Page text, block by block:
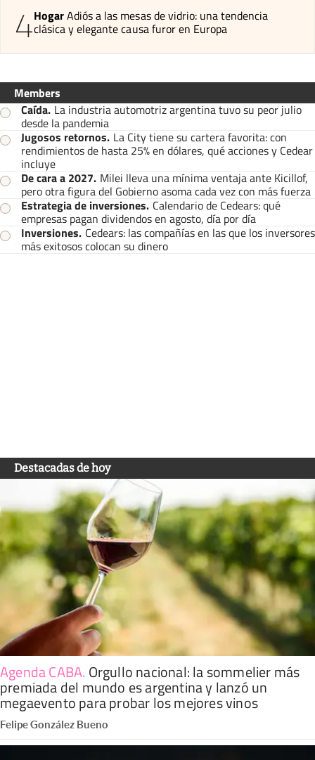
4HogarAdiós a las mesas de vidrio: una tendencia
clásica y elegante causa furor en Europa
Members
Caída. La industria automotriz argentina tuvo su peor julio
desde la pandemia
Jugosos retornos. La City tiene su cartera favorita: con
rendimientos de hasta 25% en dólares, qué acciones y Cedear
incluye
De cara a 2027. Milei lleva una mínima ventaja ante Kicillof,
pero otra figura del Gobierno asoma cada vez con más fuerza
Estrategia de inversiones. Calendario de Cedears: qué
empresas pagan dividendos en agosto, día por día
Inversiones. Cedears: las compañías en las que los inversores
más exitosos colocan su dinero
Destacadas de hoy
Agenda CABA. Orgullo nacional: la sommelier más
premiada del mundo es argentina y lanzó un
megaevento para probar los mejores vinos
Felipe González Bueno